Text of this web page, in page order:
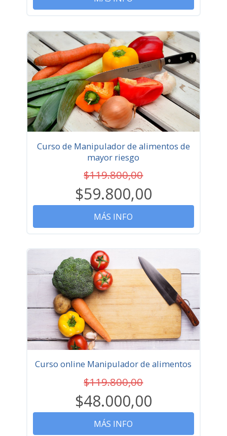
Curso de Manipulador de alimentos de
mayor riesgo
$119.800,00
$59.800,00
MÁS INFO
Curso online Manipulador de alimentos
$119.800,00
$48.000,00
MÁS INFO